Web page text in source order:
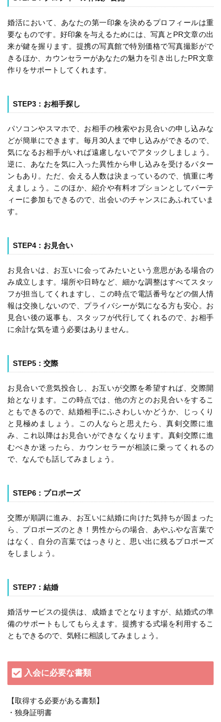
婚活において、あなたの第一印象を決めるプロフィールは重
要なものです。好印象を与えるためには、写真とPR文章の出
来が鍵を握ります。提携の写真館で特別価格で写真撮影がで
きるほか、カウンセラーがあなたの魅力を引き出したPR文章
作りをサポートしてくれます。
STEP3：お相手探し
パソコンやスマホで、お相手の検索やお見合いの申し込みな
どが簡単にできます。毎月30人まで申し込みができるので、
気になるお相手がいれば遠慮しないでアタックしましょう。
逆に、あなたを気に入った異性から申し込みを受けるパター
ンもあり。ただ、会える人数は決まっているので、慎重に考
えましょう。このほか、紹介や有料オプションとしてパーテ
ィーに参加もできるので、出会いのチャンスにあふれていま
す。
STEP4：お見合い
お見合いは、お互いに会ってみたいという意思がある場合の
み成立します。場所や日時など、細かな調整はすべてスタッ
フが担当してくれますし、この時点で電話番号などの個人情
報は交換しないので、プライバシーが気になる方も安心。お
見合い後の返事も、スタッフが代行してくれるので、お相手
に余計な気を遣う必要はありません。
STEP5：交際
お見合いで意気投合し、お互いが交際を希望すれば、交際開
始となります。この時点では、他の方とのお見合いをするこ
ともできるので、結婚相手にふさわしいかどうか、じっくり
と見極めましょう。この人ならと思えたら、真剣交際に進
み、これ以降はお見合いができなくなります。真剣交際に進
むべきか迷ったら、カウンセラーが相談に乗ってくれるの
で、なんでも話してみましょう。
STEP6：プロポーズ
交際が順調に進み、お互いに結婚に向けた気持ちが固まった
ら、プロポーズのとき！男性からの場合、あやふやな言葉で
はなく、自分の言葉ではっきりと、思い出に残るプロポーズ
をしましょう。
STEP7：結婚
婚活サービスの提供は、成婚までとなりますが、結婚式の準
備のサポートもしてもらえます。提携する式場を利用するこ
ともできるので、気軽に相談してみましょう。
入会に必要な書類
【取得する必要がある書類】
・独身証明書